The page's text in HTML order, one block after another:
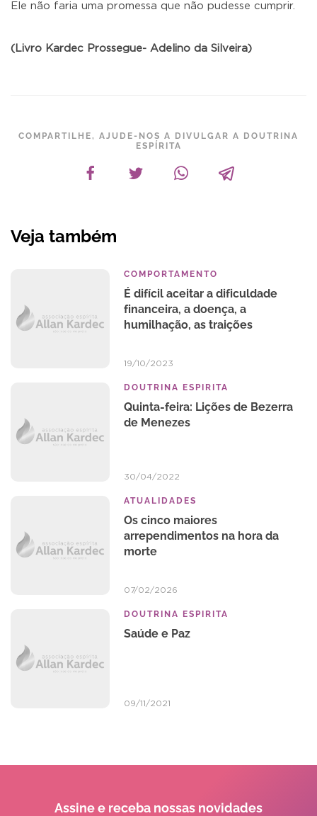
Ele não faria uma promessa que não pudesse cumprir.
(Livro Kardec Prossegue- Adelino da Silveira)
COMPARTILHE, AJUDE-NOS A DIVULGAR A DOUTRINA
ESPÍRITA
Veja também
COMPORTAMENTO
É difícil aceitar a dificuldade
financeira, a doença, a
humilhação, as traições
19/10/2023
DOUTRINA ESPIRITA
Quinta-feira: Lições de Bezerra
de Menezes
30/04/2022
ATUALIDADES
Os cinco maiores
arrependimentos na hora da
morte
07/02/2026
DOUTRINA ESPIRITA
Saúde e Paz
09/11/2021
Assine e receba nossas novidades